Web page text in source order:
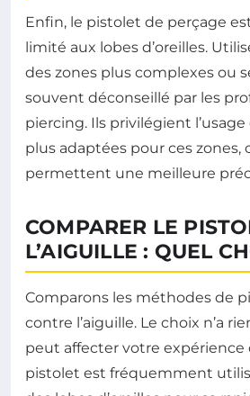
Enfin, le pistolet de perçage
limité aux lobes d’oreilles.
des zones plus complexes ou
souvent déconseillé par les
piercing. Ils privilégient l’usage
plus adaptées pour ces zones,
permettent une meilleure
COMPARER LE
L’AIGUILLE : QUEL
Comparons les méthodes de
contre l’aiguille. Le choix n’a
peut affecter votre expérience
pistolet est fréquemment